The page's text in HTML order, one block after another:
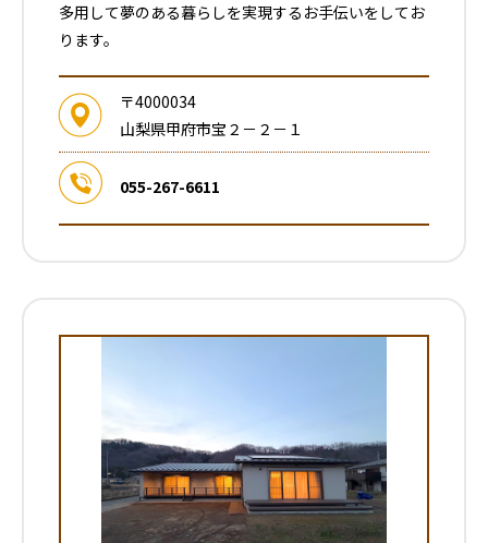
多用して夢のある暮らしを実現するお手伝いをしてお
ります。
〒4000034
山梨県甲府市宝２－２－１
055-267-6611